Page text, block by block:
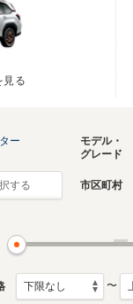
見る
生産モデル
ー
モデル・
グレード
する 市区町村
〜